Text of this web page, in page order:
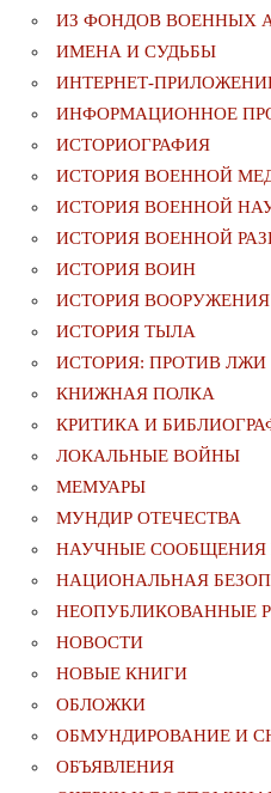
ИЗ ФОНДОВ ВОЕННЫХ
ИМЕНА И СУДЬБЫ
ИНТЕРНЕТ-
ИНФОРМАЦИОННОЕ
ИСТОРИОГРАФИЯ
ИСТОРИЯ ВОЕННОЙ
ИСТОРИЯ ВОЕННОЙ
ИСТОРИЯ ВОЕННОЙ
ИСТОРИЯ ВОИН
ИСТОРИЯ
ИСТОРИЯ ТЫЛА
ИСТОРИЯ: ПРОТИВ ЛЖИ
КНИЖНАЯ ПОЛКА
КРИТИКА И
ЛОКАЛЬНЫЕ ВОЙНЫ
МЕМУАРЫ
МУНДИР ОТЕЧЕСТВА
НАУЧНЫЕ
НАЦИОНАЛЬНАЯ
НЕОПУБЛИКОВАННЫЕ
НОВОСТИ
НОВЫЕ КНИГИ
ОБЛОЖКИ
ОБМУНДИРОВАНИЕ И
ОБЪЯВЛЕНИЯ